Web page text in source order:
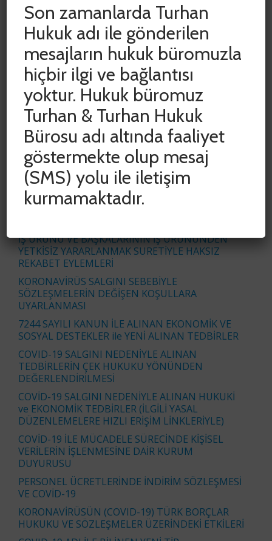
SON YAZILAR
ADLİ VE İDARİ YARGIDA HAK KAYIPLARININ
ÖNLENMESİ AMACIYLA DURDURULAN SÜRELER
CUMHURBAŞKANI KARARIYLA 15 HAZİRAN 2020
TARİHİNE KADAR UZATILDI
COVID-19 SALGINININ İŞYERİ KİRA
SÖZLEŞMELERİNE ETKİSİNİN
İŞ ÜRÜNÜ VE BAŞKALARININ İŞ ÜRÜNÜNDEN
YETKİSİZ YARARLANMAK SURETİYLE HAKSIZ
REKABET EYLEMLERİ
KORONAVİRÜS SALGINI SEBEBİYLE
SÖZLEŞMELERİN DEĞİŞEN KOŞULLARA
UYARLANMASI
7244 SAYILI KANUN İLE ALINAN EKONOMİK VE
SOSYAL DESTEKLER ile YENİ ALINAN TEDBİRLER
COVID-19 SALGINI NEDENİYLE ALINAN
TEDBİRLERİN ÇEK HUKUKU YÖNÜNDEN
DEĞERLENDİRİLMESİ
COVİD-19 SALGINI NEDENİYLE ALINAN HUKUKİ
ve EKONOMİK TEDBİRLER (İLGİLİ YASAL
DÜZENLEMELERE HIZLI ERİŞİM LİNKLERİYLE)
COVİD-19 İLE MÜCADELE SÜRECİNDE KİŞİSEL
VERİLERİN İŞLENMESİNE DAİR KURUM
DUYURUSU
PERSONEL ÜCRETLERİNDE İNDİRİM SÖZLEŞMESİ
VE COVİD-19
KORONAVİRÜSÜN (COVID-19) TÜRK BORÇLAR
HUKUKU VE SÖZLEŞMELER ÜZERİNDEKİ ETKİLERİ
Son zamanlarda Turhan
Hukuk adı ile gönderilen
mesajların hukuk büromuzla
hiçbir ilgi ve bağlantısı
yoktur. Hukuk büromuz
Turhan & Turhan Hukuk
Bürosu adı altında faaliyet
göstermekte olup mesaj
(SMS) yolu ile iletişim
kurmamaktadır.